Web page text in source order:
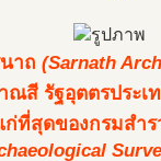
าถ (Sarnath
ณสี รัฐอุตตรประเ
ที่สุดของกรมสำร